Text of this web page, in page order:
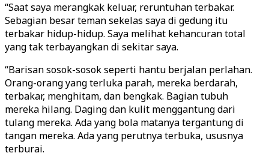
“Saat saya merangkak keluar, reruntuhan terbakar.
Sebagian besar teman sekelas saya di gedung itu
terbakar hidup-hidup. Saya melihat kehancuran total
yang tak terbayangkan di sekitar saya.
“Barisan sosok-sosok seperti hantu berjalan perlahan.
Orang-orang yang terluka parah, mereka berdarah,
terbakar, menghitam, dan bengkak. Bagian tubuh
mereka hilang. Daging dan kulit menggantung dari
tulang mereka. Ada yang bola matanya tergantung di
tangan mereka. Ada yang perutnya terbuka, ususnya
terburai.